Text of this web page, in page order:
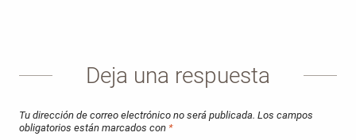
Deja una respuesta
Tu dirección de correo electrónico no será publicada. Los campos
obligatorios están marcados con *